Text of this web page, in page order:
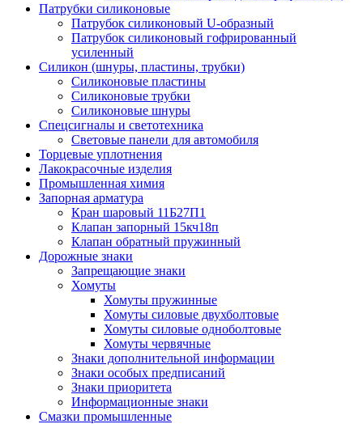
Патрубки силиконовые
Патрубок силиконовый U-образный
Патрубок силиконовый гофрированный
усиленный
Силикон (шнуры, пластины, трубки)
Силиконовые пластины
Силиконовые трубки
Силиконовые шнуры
Спецсигналы и светотехника
Световые панели для автомобиля
Торцевые уплотнения
Лакокрасочные изделия
Промышленная химия
Запорная арматура
Кран шаровый 11Б27П1
Клапан запорный 15кч18п
Клапан обратный пружинный
Дорожные знаки
Запрещающие знаки
Хомуты
Хомуты пружинные
Хомуты силовые двухболтовые
Хомуты силовые одноболтовые
Хомуты червячные
Знаки дополнительной информации
Знаки особых предписаний
Знаки приоритета
Информационные знаки
Смазки промышленные